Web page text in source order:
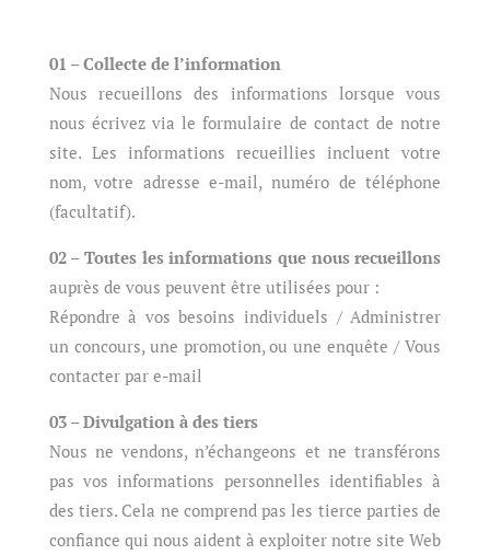
01 – Collecte de l’information
Nous recueillons des informations lorsque vous
nous écrivez via le formulaire de contact de notre
site. Les informations recueillies incluent votre
nom, votre adresse e-mail, numéro de téléphone
(facultatif).
02 – Toutes les informations que nous recueillons
auprès de vous peuvent être utilisées pour :
Répondre à vos besoins individuels / Administrer
un concours, une promotion, ou une enquête / Vous
contacter par e-mail
03 – Divulgation à des tiers
Nous ne vendons, n’échangeons et ne transférons
pas vos informations personnelles identifiables à
des tiers. Cela ne comprend pas les tierce parties de
confiance qui nous aident à exploiter notre site Web